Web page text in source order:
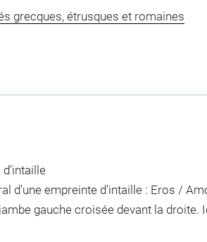
grecques, étrusques et romaines
d'intaille
d'une empreinte d'intaille : Eros /
gauche croisée devant la droite.